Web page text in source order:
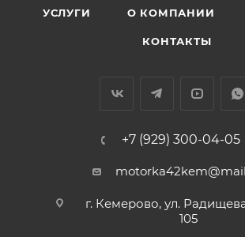
УСЛУГИ О КОМПАНИИ
КОНТАКТЫ
+7 (929) 300-04-05
г. Кемерово, ул.
105